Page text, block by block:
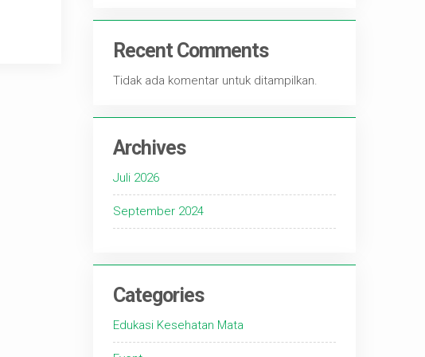
Recent Comments
Tidak ada komentar untuk ditampilkan.
Archives
Juli 2026
September 2024
Categories
Edukasi Kesehatan Mata